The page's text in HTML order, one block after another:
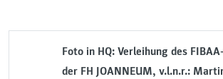
Foto in HQ: Verleihung des
der FH JOANNEUM, v.l.n.r.: